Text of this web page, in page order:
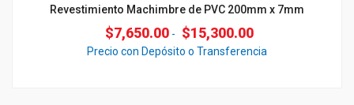
Revestimiento Machimbre de PVC 200mm x 7mm
$7,650.00 - $15,300.00
Precio con Depósito o Transferencia